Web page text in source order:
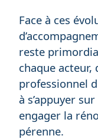
Face à ces
reste
chaque
professionnel
à s’appuyer
engager la
pérenne.